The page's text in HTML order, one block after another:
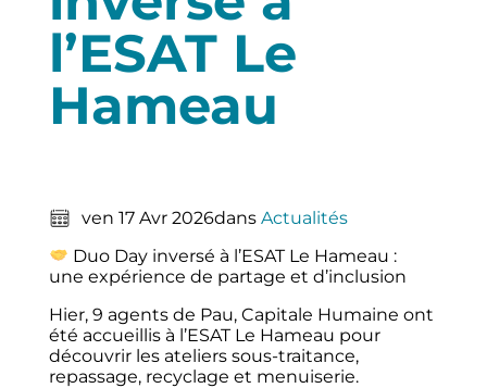
l’ESAT Le
Hameau
ven 17 Avr 2026dans Actualités
Duo Day inversé à l’ESAT Le Hameau :
une expérience de partage et d’inclusion
Hier, 9 agents de Pau, Capitale Humaine ont
été accueillis à l’ESAT Le Hameau pour
découvrir les ateliers sous‑traitance,
repassage, recyclage et menuiserie.